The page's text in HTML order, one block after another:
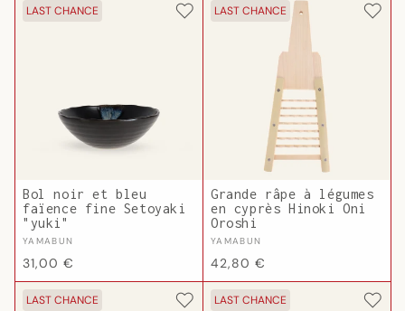
LAST CHANCE
Bol noir et bleu
faïence fine Setoyaki
"yuki"
Fournisseur :
YAMABUN
Prix
habituel
31,00 €
LAST CHANCE
Grande râpe à légumes
en cyprès Hinoki Oni
Oroshi
Fournisseur :
YAMABUN
Prix
habituel
42,80 €
LAST CHANCE LAST CHANCE